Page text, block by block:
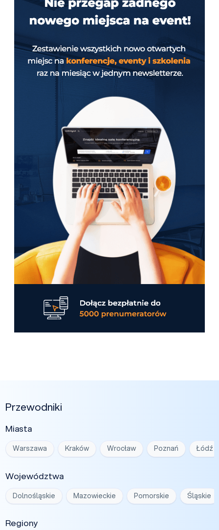
Przewodniki
Miasta
Warszawa Kraków Wrocław Poznań Łódź
Województwa
Dolnośląskie Mazowieckie Pomorskie Śląskie
Regiony